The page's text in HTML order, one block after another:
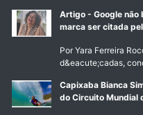
Artigo - Google não
marca ser citada
Por Yara Ferreira
d&eacute;cadas,
Capixaba Bianca
do Circuito Mundial